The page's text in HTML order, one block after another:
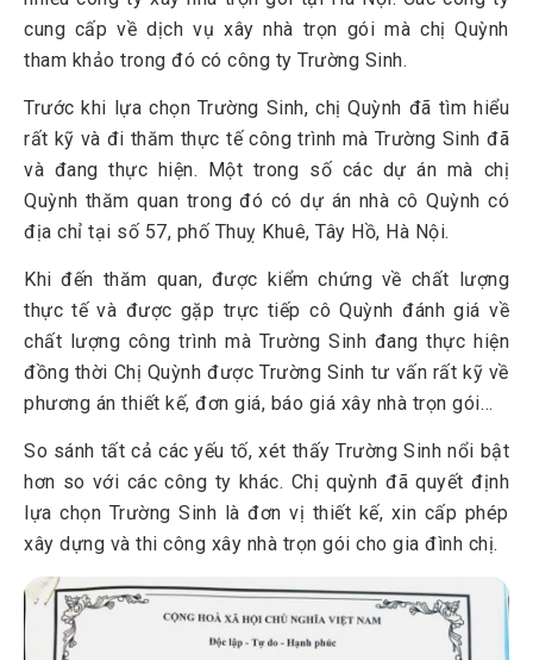
cung cấp về dịch vụ xây nhà trọn gói mà chị Quỳnh
tham khảo trong đó có công ty Trường Sinh.
Trước khi lựa chọn Trường Sinh, chị Quỳnh đã tìm hiểu
rất kỹ và đi thăm thực tế công trình mà Trường Sinh đã
và đang thực hiện. Một trong số các dự án mà chị
Quỳnh thăm quan trong đó có dự án nhà cô Quỳnh có
địa chỉ tại số 57, phố Thuỵ Khuê, Tây Hồ, Hà Nội.
Khi đến thăm quan, được kiểm chứng về chất lượng
thực tế và được gặp trực tiếp cô Quỳnh đánh giá về
chất lượng công trình mà Trường Sinh đang thực hiện
đồng thời Chị Quỳnh được Trường Sinh tư vấn rất kỹ về
phương án thiết kế, đơn giá, báo giá xây nhà trọn gói…
So sánh tất cả các yếu tố, xét thấy Trường Sinh nổi bật
hơn so với các công ty khác. Chị quỳnh đã quyết định
lựa chọn Trường Sinh là đơn vị thiết kế, xin cấp phép
xây dựng và thi công xây nhà trọn gói cho gia đình chị.